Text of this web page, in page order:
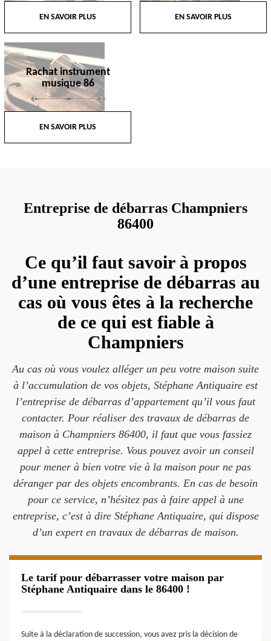
EN SAVOIR PLUS EN SAVOIR PLUS
Rachat instrument
musique 86
EN SAVOIR PLUS
Entreprise de débarras Champniers
86400
Ce qu’il faut savoir à propos
d’une entreprise de débarras au
cas où vous êtes à la recherche
de ce qui est fiable à
Champniers
Au cas où vous voulez alléger un peu votre maison suite
à l’accumulation de vos objets, Stéphane Antiquaire est
l’entreprise de débarras d’appartement qu’il vous faut
contacter. Pour réaliser des travaux de débarras de
maison à Champniers 86400, il faut que vous fassiez
appel à cette entreprise. Vous pouvez avoir un conseil
pour mener à bien votre vie à la maison pour ne pas
déranger par des objets encombrants. En cas de besoin
pour ce service, n’hésitez pas à faire appel à une
entreprise, c’est à dire Stéphane Antiquaire, qui dispose
d’un expert en travaux de débarras de maison.
Le tarif pour débarrasser votre maison par
Stéphane Antiquaire dans le 86400 !
Suite à la déclaration de succession, vous avez pris la décision de